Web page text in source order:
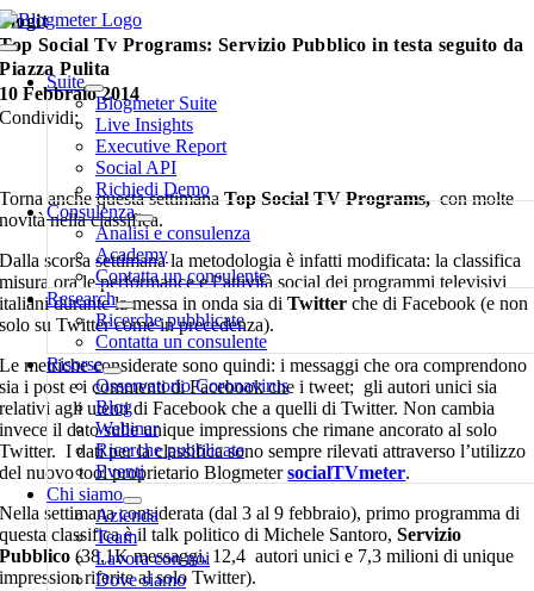
Salta
al
contenuto
Toggle
Navigation
Suite
Blogmeter Suite
Live Insights
Executive Report
Social API
Richiedi Demo
Consulenza
Analisi e consulenza
Academy
Contatta un consulente
Research
Ricerche pubblicate
Contatta un consulente
Risorse
Osservatorio Coronavirus
Blog
Webinar
Ricerche pubblicate
Eventi
Chi siamo
Azienda
Team
Lavora con noi
Dove siamo
blogit
Top Social Tv Programs: Servizio Pubblico in testa seguito da
Piazza Pulita
10 Febbraio 2014
Condividi:
Torna anche questa settimanaTop Social TV Programs,con molte
novità nella classifica.
Dalla scorsa settimana la metodologia è infatti modificata: la classifica
misura ora le performance e l’attività social dei programmi televisivi
italiani durante la messa in onda sia diTwitter che di Facebook (e non
solo su Twitter come in precedenza).
Le metriche considerate sono quindi: i messaggi che ora comprendono
sia i post e i commenti di Facebook che i tweet; gli autori unici sia
relativi agli utenti di Facebook che a quelli di Twitter. Non cambia
invece il dato sulle unique impressions che rimane ancorato al solo
Twitter. I dati per la classifica sono sempre rilevati attraverso l’utilizzo
del nuovo tool proprietario BlogmetersocialTVmeter.
Nella settimana considerata (dal 3 al 9 febbraio), primo programma di
questa classifica è il talk politico di Michele Santoro,Servizio
Pubblico(38,1K messaggi, 12,4 autori unici e 7,3 milioni di unique
impression riferite al solo Twitter).